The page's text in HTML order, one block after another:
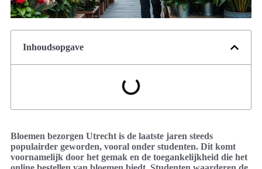
Inhoudsopgave
Bloemen bezorgen Utrecht is de laatste jaren steeds
populairder geworden, vooral onder studenten. Dit komt
voornamelijk door het gemak en de toegankelijkheid die het